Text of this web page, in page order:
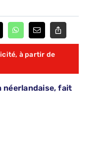
à partir de
néerlandaise, fait